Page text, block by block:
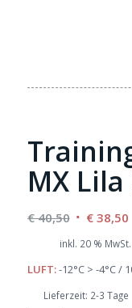
MX
€40,50
Preis
€ 40,50
€38,50
inkl. 20 % MwSt.
LUFT:-12°C > -4°C /
Lieferzeit: 2-3 Tage